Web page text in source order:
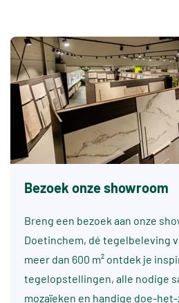
Bezoek onze showroom
Breng een bezoek aan onze
Doetinchem, dé tegelbeleving
meer dan 600 m² ontdek je
tegelopstellingen, alle nodige
mozaïeken en handige doe-